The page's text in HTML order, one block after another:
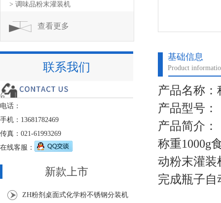
基础信息
Product
产品名称：
产品型号：
产品简介：
称重1000g
动粉末灌装
完成瓶子自
> 调味品粉末灌装机
查看更多
联系我们
电话：
手机：13681782469
传真：021-61993269
在线客服：
新款上市
ZH粉剂桌面式化学粉不锈钢分装机